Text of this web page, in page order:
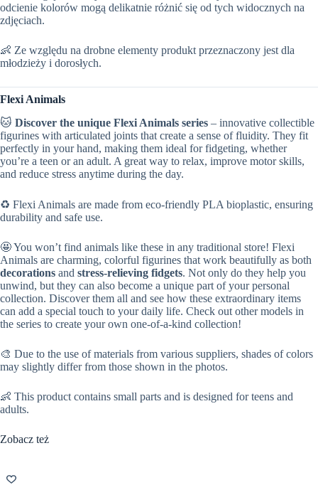
odcienie kolorów mogą delikatnie różnić się od tych widocznych na
zdjęciach.
👶 Ze względu na drobne elementy produkt przeznaczony jest dla
młodzieży i dorosłych.
Flexi Animals
🐱 Discover the unique Flexi Animals series – innovative collectible
figurines with articulated joints that create a sense of fluidity. They fit
perfectly in your hand, making them ideal for fidgeting, whether
you’re a teen or an adult. A great way to relax, improve motor skills,
and reduce stress anytime during the day.
♻️ Flexi Animals are made from eco-friendly PLA bioplastic, ensuring
durability and safe use.
🤩 You won’t find animals like these in any traditional store! Flexi
Animals are charming, colorful figurines that work beautifully as both
decorations and stress-relieving fidgets. Not only do they help you
unwind, but they can also become a unique part of your personal
collection. Discover them all and see how these extraordinary items
can add a special touch to your daily life. Check out other models in
the series to create your own one-of-a-kind collection!
🎨 Due to the use of materials from various suppliers, shades of colors
may slightly differ from those shown in the photos.
👶 This product contains small parts and is designed for teens and
adults.
Zobacz też